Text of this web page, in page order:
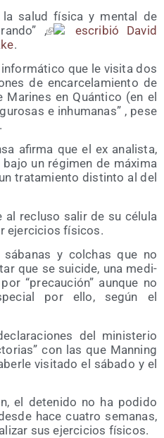
la salud físi­ca y men­tal de
,
escri­bió David
.
que le visi­ta dos
de encar­ce­la­mien­to de
Mari­nes en Quán­ti­co (en el
e inhu­ma­nas” , pese
afir­ma que el ex ana­lis­ta,
un régi­men de máxi­ma
tra­ta­mien­to dis­tin­to al del
reclu­so salir de su célu­la
ejer­ci­cios físicos.
y col­chas que no
que se sui­ci­de, una medi­
“pre­cau­ción” aun­que no
por ello, según el
del minis­te­rio
con las que Man­ning
visi­ta­do el sába­do y el
el dete­ni­do no ha podi­do
hace cua­tro sema­nas,
sus ejer­ci­cios físicos.